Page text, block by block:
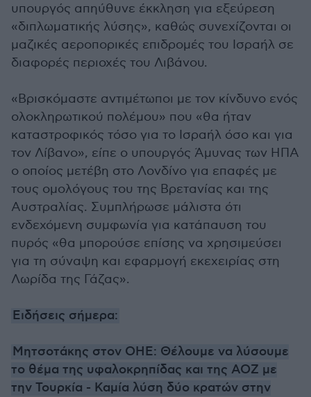
υπουργός απηύθυνε έκκληση για εξεύρεση
«διπλωματικής λύσης», καθώς συνεχίζονται οι
μαζικές αεροπορικές επιδρομές του Ισραήλ σε
διαφορές περιοχές του Λιβάνου.
«Βρισκόμαστε αντιμέτωποι με τον κίνδυνο ενός
ολοκληρωτικού πολέμου» που «θα ήταν
καταστροφικός τόσο για το Ισραήλ όσο και για
τον Λίβανο», είπε ο υπουργός Άμυνας των ΗΠΑ
ο οποίος μετέβη στο Λονδίνο για επαφές με
τους ομολόγους του της Βρετανίας και της
Αυστραλίας. Συμπλήρωσε μάλιστα ότι
ενδεχόμενη συμφωνία για κατάπαυση του
πυρός «θα μπορούσε επίσης να χρησιμεύσει
για τη σύναψη και εφαρμογή εκεχειρίας στη
Λωρίδα της Γάζας».
Ειδήσεις σήμερα:
Μητσοτάκης στον ΟΗΕ: Θέλουμε να λύσουμε
το θέμα της υφαλοκρηπίδας και της ΑΟΖ με
την Τουρκία - Καμία λύση δύο κρατών στην